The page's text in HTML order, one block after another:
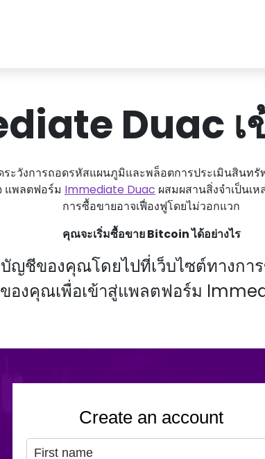
Duac เ
ดระวังการถอดรหัสแผนภูมิและพล็อตการประเมินสิน
แพลตฟอร์ม Immediate Duac ผสมผสานสิ่งจําเป็นเ
การซื้อขายอาจเฟื่องฟูโดยไม่วอกแวก
คุณจะเริ่มซื้อขาย Bitcoin ได้อย่างไร
ชีของคุณโดยไปที่เว็บไซต์ทางกา
ของคุณเพื่อเข้าสู่แพลตฟอร์ม